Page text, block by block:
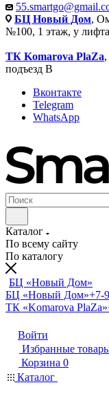
БЦ Новый Дом,
№100, 1 этаж, у лифта
ТК Komarova PlaZa
подъезд В
Вконтакте
Telegram
WhatsApp
Каталог
По всему сайту
По каталогу
БЦ «Новый Дом»
БЦ «Новый Дом»+7-
ТК «Komarova PlaZa»
Войти
Избранные
Корзина 0
Каталог